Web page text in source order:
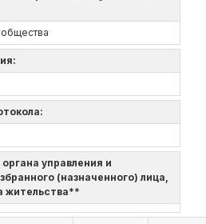
управления и
(назначенного) лица,
жительства**